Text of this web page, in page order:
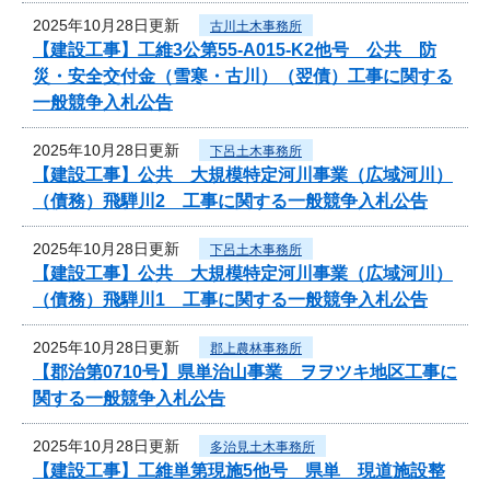
2025年10月28日更新 古川土木事務所
【建設工事】工維3公第55-A015-K2他号 公共 防
災・安全交付金（雪寒・古川）（翌債）工事に関する
一般競争入札公告
2025年10月28日更新 下呂土木事務所
【建設工事】公共 大規模特定河川事業（広域河川）
（債務）飛騨川2 工事に関する一般競争入札公告
2025年10月28日更新 下呂土木事務所
【建設工事】公共 大規模特定河川事業（広域河川）
（債務）飛騨川1 工事に関する一般競争入札公告
2025年10月28日更新 郡上農林事務所
【郡治第0710号】県単治山事業 ヲヲツキ地区工事に
関する一般競争入札公告
2025年10月28日更新 多治見土木事務所
【建設工事】工維単第現施5他号 県単 現道施設整